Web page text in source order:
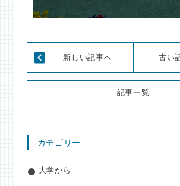
新しい記事へ
記事一覧
古い
カテゴリー
大学から